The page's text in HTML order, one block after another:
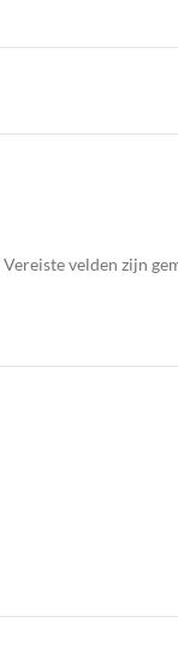
Vereiste velden zijn